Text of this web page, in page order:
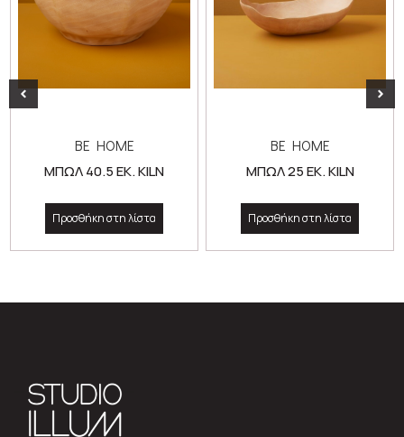
BE HOME
ΜΠΩΛ 40.5 ΕΚ. KILN
Προσθήκη στη λίστα
BE HOME
ΜΠΩΛ 25 ΕΚ. KILN
Προσθήκη στη λίστα